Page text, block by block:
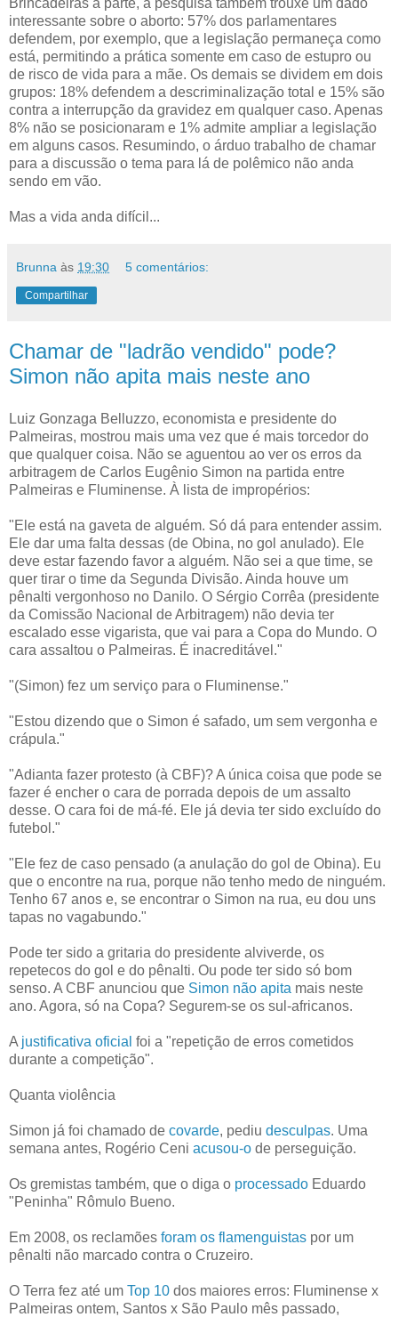
Brincadeiras a parte, a pesquisa também trouxe um dado
interessante sobre o aborto: 57% dos parlamentares
defendem, por exemplo, que a legislação permaneça como
está, permitindo a prática somente em caso de estupro ou
de risco de vida para a mãe. Os demais se dividem em dois
grupos: 18% defendem a descriminalização total e 15% são
contra a interrupção da gravidez em qualquer caso. Apenas
8% não se posicionaram e 1% admite ampliar a legislação
em alguns casos. Resumindo, o árduo trabalho de chamar
para a discussão o tema para lá de polêmico não anda
sendo em vão.
Mas a vida anda difícil...
Brunna às 19:30 5 comentários:
Compartilhar
Chamar de "ladrão vendido" pode?
Simon não apita mais neste ano
Luiz Gonzaga Belluzzo, economista e presidente do
Palmeiras, mostrou mais uma vez que é mais torcedor do
que qualquer coisa. Não se aguentou ao ver os erros da
arbitragem de Carlos Eugênio Simon na partida entre
Palmeiras e Fluminense. À lista de impropérios:
"Ele está na gaveta de alguém. Só dá para entender assim.
Ele dar uma falta dessas (de Obina, no gol anulado). Ele
deve estar fazendo favor a alguém. Não sei a que time, se
quer tirar o time da Segunda Divisão. Ainda houve um
pênalti vergonhoso no Danilo. O Sérgio Corrêa (presidente
da Comissão Nacional de Arbitragem) não devia ter
escalado esse vigarista, que vai para a Copa do Mundo. O
cara assaltou o Palmeiras. É inacreditável."
"(Simon) fez um serviço para o Fluminense."
"Estou dizendo que o Simon é safado, um sem vergonha e
crápula."
"Adianta fazer protesto (à CBF)? A única coisa que pode se
fazer é encher o cara de porrada depois de um assalto
desse. O cara foi de má-fé. Ele já devia ter sido excluído do
futebol."
"Ele fez de caso pensado (a anulação do gol de Obina). Eu
que o encontre na rua, porque não tenho medo de ninguém.
Tenho 67 anos e, se encontrar o Simon na rua, eu dou uns
tapas no vagabundo."
Pode ter sido a gritaria do presidente alviverde, os
repetecos do gol e do pênalti. Ou pode ter sido só bom
senso. A CBF anunciou que Simon não apita mais neste
ano. Agora, só na Copa? Segurem-se os sul-africanos.
A justificativa oficial foi a "repetição de erros cometidos
durante a competição".
Quanta violência
Simon já foi chamado de covarde, pediu desculpas. Uma
semana antes, Rogério Ceni acusou-o de perseguição.
Os gremistas também, que o diga o processado Eduardo
"Peninha" Rômulo Bueno.
Em 2008, os reclamões foram os flamenguistas por um
pênalti não marcado contra o Cruzeiro.
O Terra fez até um Top 10 dos maiores erros: Fluminense x
Palmeiras ontem, Santos x São Paulo mês passado,